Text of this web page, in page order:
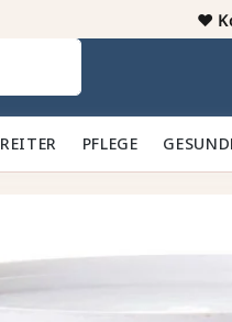
♥️
REITER 👕 PFLEGE 🪮